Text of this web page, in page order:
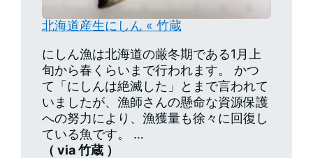
北海道産生にしん « 竹蔵
にしん漁は北海道の厳冬期である1月上
旬から春くらいまで行われます。 かつ
て「にしんは絶滅した」とまで言われて
いましたが、漁師さんの懸命な資源保護
への努力により、漁獲量も徐々に回復し
ている魚です。 …
（ via 竹蔵 ）